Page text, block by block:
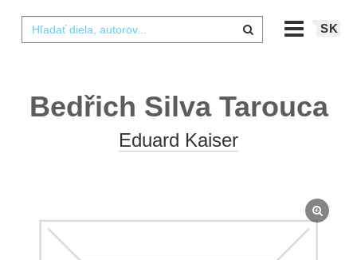
SK
Bedřich Silva Tarouca
Eduard Kaiser